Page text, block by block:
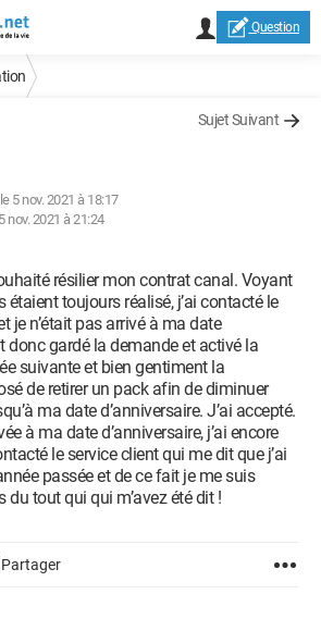
Question
Sujet Suivant
5 nov. 2021 à 18:17
5 nov. 2021 à 21:24
résilier mon contrat canal. Voyant
étaient toujours réalisé, j’ai contacté le
je n’était pas arrivé à ma date
donc gardé la demande et activé la
suivante et bien gentiment la
de retirer un pack afin de diminuer
ma date d’anniversaire. J’ai accepté.
à ma date d’anniversaire, j’ai encore
le service client qui me dit que j’ai
passée et de ce fait je me suis
du tout qui qui m’avez été dit !
Partager